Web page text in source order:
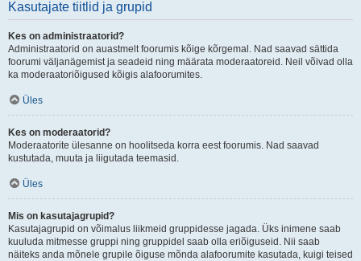
Kasutajate tiitlid ja grupid
Kes on administraatorid?
Administraatorid on auastmelt foorumis kõige kõrgemal. Nad saavad sättida
foorumi väljanägemist ja seadeid ning määrata moderaatoreid. Neil võivad olla
ka moderaatoriõigused kõigis alafoorumites.
Üles
Kes on moderaatorid?
Moderaatorite ülesanne on hoolitseda korra eest foorumis. Nad saavad
kustutada, muuta ja liigutada teemasid.
Üles
Mis on kasutajagrupid?
Kasutajagrupid on võimalus liikmeid gruppidesse jagada. Üks inimene saab
kuuluda mitmesse gruppi ning gruppidel saab olla eriõiguseid. Nii saab
näiteks anda mõnele grupile õiguse mõnda alafoorumite kasutada, kuigi teised